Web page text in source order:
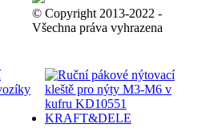
© Copyright 2013-2022 -
Všechna práva vyhrazena